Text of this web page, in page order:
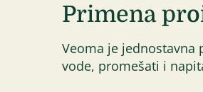
Primena
Veoma je
vode, promešati i